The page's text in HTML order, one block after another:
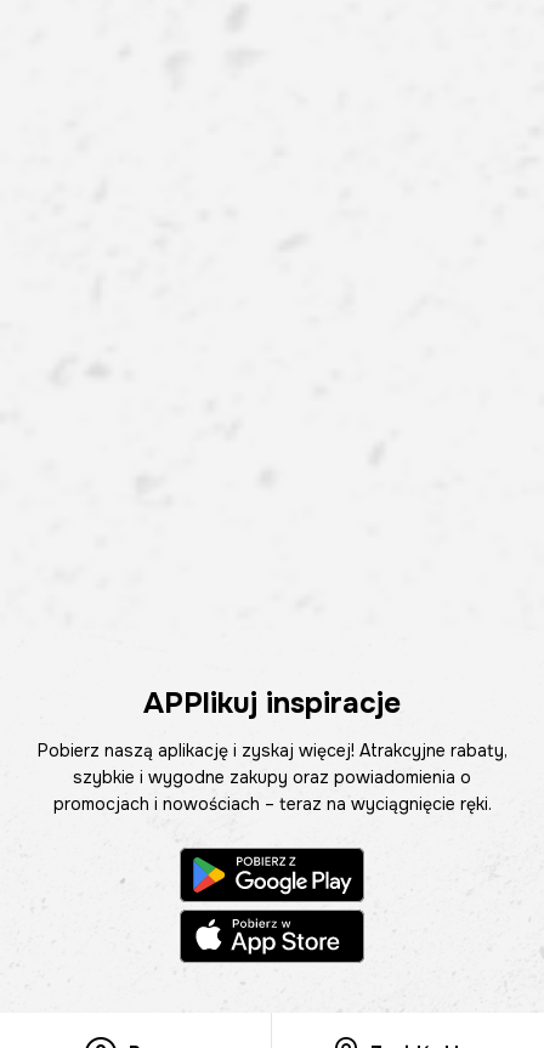
APPlikuj inspiracje
Pobierz naszą aplikację i zyskaj więcej! Atrakcyjne rabaty,
szybkie i wygodne zakupy oraz powiadomienia o
promocjach i nowościach – teraz na wyciągnięcie ręki.